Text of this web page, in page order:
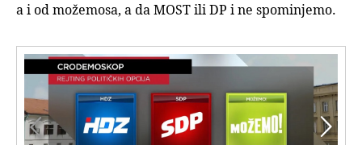
a i od možemosa, a da MOST ili DP i ne spominjemo.

